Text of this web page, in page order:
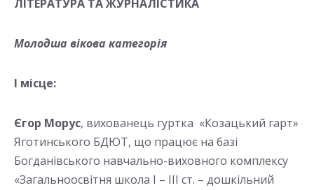
ЛІТЕРАТУРА ТА ЖУРНАЛІСТИКА
Молодша вікова категорія
І місце:
Єгор Морус, вихованець гуртка «Козацький гарт»
Яготинського БДЮТ, що працює на базі
Богданівського навчально-виховного комплексу
«Загальноосвітня школа І – ІІІ ст. – дошкільний